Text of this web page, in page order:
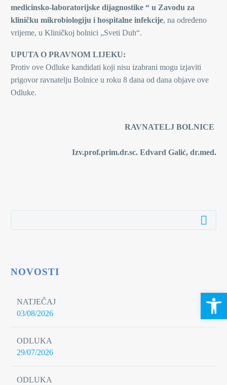
medicinsko-laboratorijske dijagnostike “ u Zavodu za
kliničku mikrobiologiju i hospitalne infekcije, na određeno
vrijeme, u Kliničkoj bolnici „Sveti Duh“.
UPUTA O PRAVNOM LIJEKU:
Protiv ove Odluke kandidati koji nisu izabrani mogu izjaviti
prigovor ravnatelju Bolnice u roku 8 dana od dana objave ove
Odluke.
RAVNATELJ BOLNICE
Izv.prof.prim.dr.sc. Edvard Galić, dr.med.
NOVOSTI
NATJEČAJ
03/08/2026
ODLUKA
29/07/2026
ODLUKA